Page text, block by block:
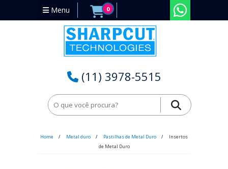
Menu 0
(11) 3978-5515
Home Metal duro Pastilhas de Metal Duro
Insertos
de Metal Duro